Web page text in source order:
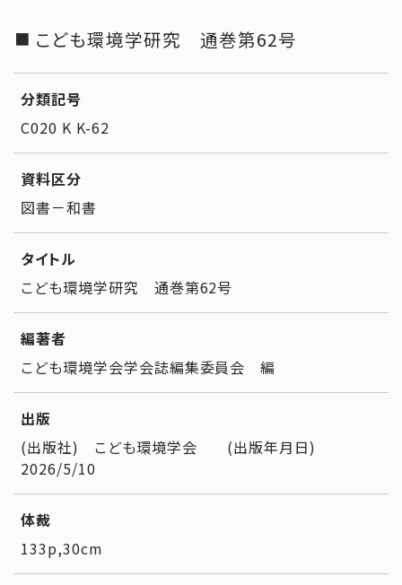
こども環境学研究 通巻第62号
分類記号
C020 K K-62
資料区分
図書－和書
タイトル
こども環境学研究 通巻第62号
編著者
こども環境学会学会誌編集委員会 編
出版
(出版社) こども環境学会 (出版年月日)
2026/5/10
体裁
133p,30cm